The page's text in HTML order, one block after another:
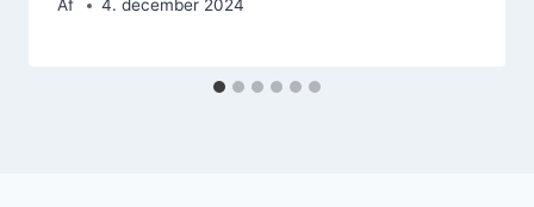
Af 4. december 2024